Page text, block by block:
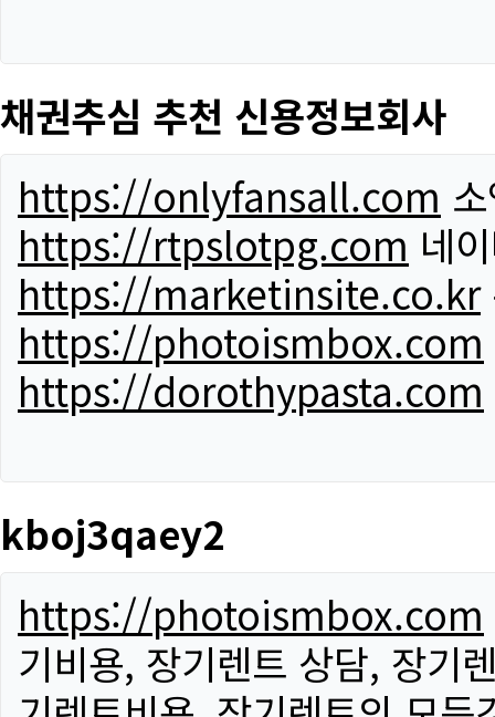
채권추심 추천 신용정보회사
https://onlyfansall.com
https://rtpslotpg.com 네
https://marketinsite.co.kr
https://photoismbox.com
https://dorothypasta.com
kboj3qaey2
https://photoismbox.com
기비용, 장기렌트 상담, 장기